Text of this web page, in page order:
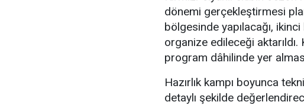
dönemi gerçekleştirmesi
bölgesinde yapılacağı,
organize edileceği aktarıldı.
program dâhilinde yer
Hazırlık kampı boyunca
detaylı şekilde